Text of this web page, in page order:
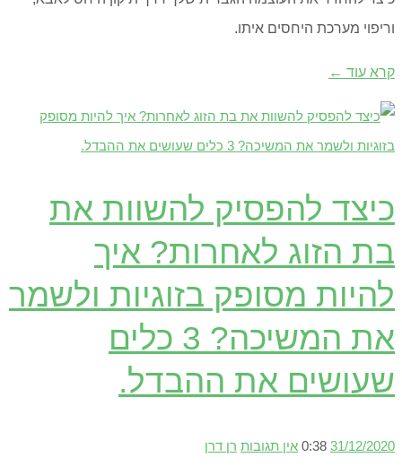
וריפוי מערכת היחסים איתו.
קרא עוד ←
כיצד להפסיק להשוות את
בת הזוג לאחרות? איך
להיות מסופק בזוגיות ולשמר
את המשיכה? 3 כלים
שעושים את ההבדל.
31/12/2020
0:38 אין תגובות רן דרן